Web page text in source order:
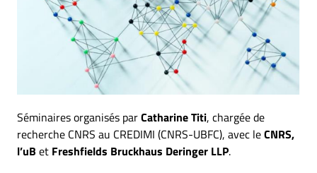
Séminaires organisés parCatharine Titi, chargée de
recherche CNRS au CREDIMI (CNRS-UBFC), avec leCNRS,
l’uB et Freshfields Bruckhaus Deringer LLP.